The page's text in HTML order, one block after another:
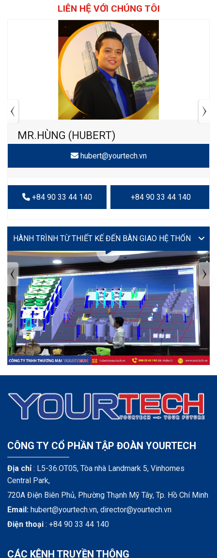
LIÊN HỆ VỚI CHÚNG TÔI
MR.HÙNG (HUBERT)
hubert@yourtech.vn
+84 90 33 44 140 +84 90 33 44 140
VIDEO
TIN TỨC MỚI NHẤT
Tuyển dụng: Nhân viên KẾ TOÁN
CÔNG TY CỔ PHẦN TẬP ĐOÀN YOURTECH
Địa chỉ: L5-36.OT05, Tòa nhà Landmark 5, Vinhomes
Central Park,
720A Điện Biên Phủ, Phường Thạnh Mỹ Tây, Tp. Hồ Chí Minh
Email: hubert@yourtech.vn, director@yourtech.vn
Điện thoại : +84 90 33 44 140
CÁC KÊNH TRUYỀN THÔNG